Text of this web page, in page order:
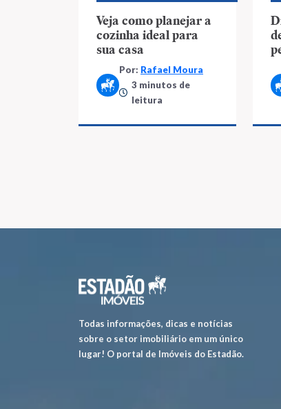
Veja como planejar a
cozinha ideal para
sua casa
Por: Rafael Moura
3 minutos de
leitura
Todas informações, dicas e notícias
sobre o setor imobiliário em um único
lugar! O portal de Imóveis do Estadão.